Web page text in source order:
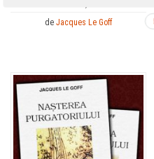
de Jacques Le Goff